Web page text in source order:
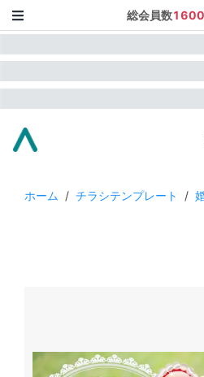
総会員数
ホーム / チラシテンプレート /